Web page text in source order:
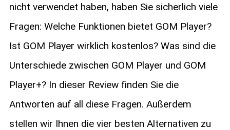
nicht verwendet haben, haben Sie sicherlich viele
Fragen: Welche Funktionen bietet GOM Player?
Ist GOM Player wirklich kostenlos? Was sind die
Unterschiede zwischen GOM Player und GOM
Player+? In dieser Review finden Sie die
Antworten auf all diese Fragen. Außerdem
stellen wir Ihnen die vier besten Alternativen zu